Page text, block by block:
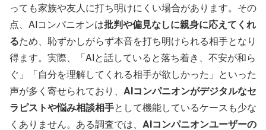
っても家族や友人に打ち明けにくい場合があります。その
点、AIコンパニオンは批判や偏見なしに親身に応えてくれ
るため、恥ずかしがらず本音を打ち明けられる相手となり
得ます。実際、「AIと話していると落ち着き、不安が和ら
ぐ」「自分を理解してくれる相手が欲しかった」といった
声が多く寄せられており、 AIコンパニオンがデジタルなセ
ラピストや悩み相談相手として機能しているケースも少な
くありません。ある調査では、 AIコンパニオンユーザーの